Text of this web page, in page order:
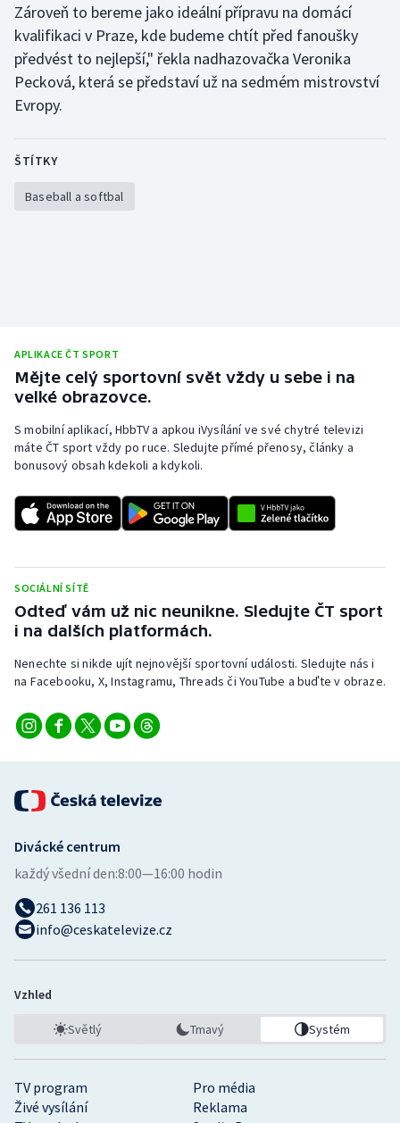
Veslování
Vodní slalom
Volejbal
Ostatní
Zároveň to bereme jako ideální přípravu na domácí
kvalifikaci v Praze, kde budeme chtít před fanoušky
předvést to nejlepší," řekla nadhazovačka Veronika
Pecková, která se představí už na sedmém mistrovství
Evropy.
ŠTÍTKY
Baseball a softbal
APLIKACE ČT SPORT
Mějte celý sportovní svět vždy u sebe i na
velké obrazovce.
S mobilní aplikací, HbbTV a apkou iVysílání ve své chytré televizi
máte ČT sport vždy po ruce. Sledujte přímé přenosy, články a
bonusový obsah kdekoli a kdykoli.
SOCIÁLNÍ SÍTĚ
Odteď vám už nic neunikne. Sledujte ČT sport
i na dalších platformách.
Nenechte si nikde ujít nejnovější sportovní události. Sledujte nás i
na Facebooku, X, Instagramu, Threads či YouTube a buďte v obraze.
TV program
Pro média
Živé vysílání
Reklama
Divácké centrum
každý všední den:8:00—16:00 hodin
261 136 113
info@ceskatelevize.cz
Vzhled
Světlý Tmavý Systém